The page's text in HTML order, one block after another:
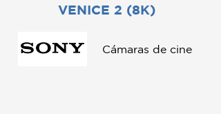
VENICE 2 (8K)
Cámaras de cine